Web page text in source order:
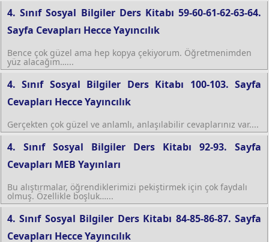
4. Sınıf Sosyal Bilgiler Ders Kitabı 59-60-61-62-63-64.
Sayfa Cevapları Hecce Yayıncılık
Bence çok güzel ama hep kopya çekiyorum. Öğretmenimden
yüz alacağım…...
4. Sınıf Sosyal Bilgiler Ders Kitabı 100-103. Sayfa
Cevapları Hecce Yayıncılık
Gerçekten çok güzel ve anlamlı, anlaşılabilir cevaplarınız var....
4. Sınıf Sosyal Bilgiler Ders Kitabı 92-93. Sayfa
Cevapları MEB Yayınları
Bu alıştırmalar, öğrendiklerimizi pekiştirmek için çok faydalı
olmuş. Özellikle boşluk…...
4. Sınıf Sosyal Bilgiler Ders Kitabı 84-85-86-87. Sayfa
Cevapları Hecce Yayıncılık